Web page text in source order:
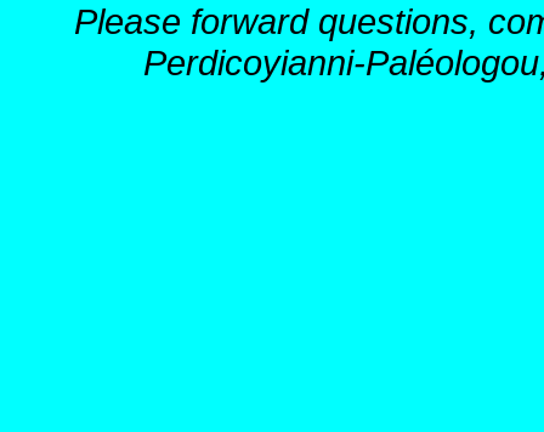
Please forward questions,
Perdicoyianni-